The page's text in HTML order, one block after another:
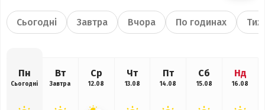
Сьогодні Завтра Вчора По годинах
Пн
Сьогодні
Вт
Завтра
Ср
12.08
Чт
13.08
Пт
14.08
Сб
15.08
Нд
16.08